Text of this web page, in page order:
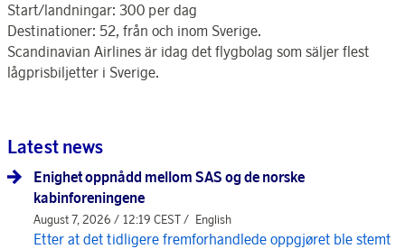
Start/landningar: 300 per dag
Destinationer: 52, från och inom Sverige.
Scandinavian Airlines är idag det flygbolag som säljer flest
lågprisbiljetter i Sverige.
Latest news
Enighet oppnådd mellom SAS og de norske
kabinforeningene
August 7, 2026 / 12:19 CEST / English
Etter at det tidligere fremforhandlede oppgjøret ble stemt